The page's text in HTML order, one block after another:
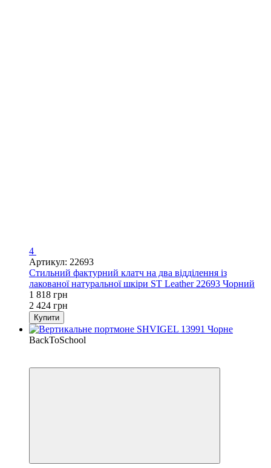
4
Артикул: 22693
Стильний фактурний клатч на два відділення із
лакованої натуральної шкіри ST Leather 22693 Чорний
1 818 грн
2 424 грн
Купити
BackToSchool